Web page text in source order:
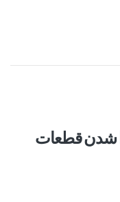
شدن قطعات